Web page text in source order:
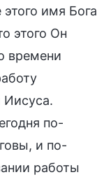
имя Бога
этого Он
времени
по-
и по-
работы